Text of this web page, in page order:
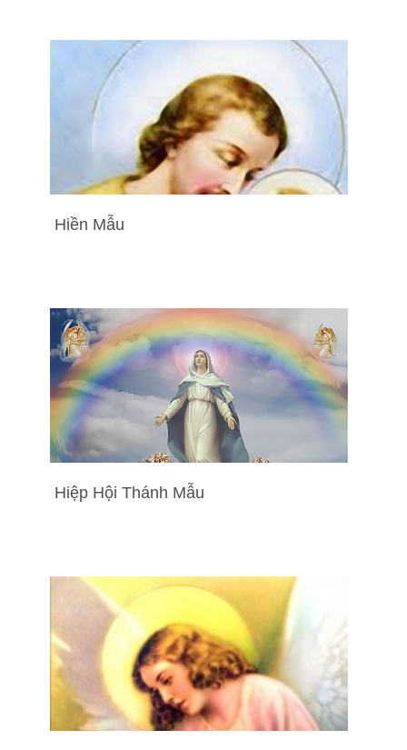
Hiền Mẫu
Hiệp Hội Thánh Mẫu